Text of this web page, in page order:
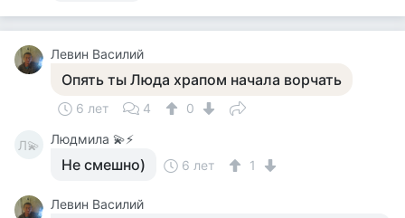
Левин Василий
Опять ты Люда храпом начала ворчать
6 лет 4 0
Л💫 Людмила 💫⚡
Не смешно) 6 лет 1
Левин Василий